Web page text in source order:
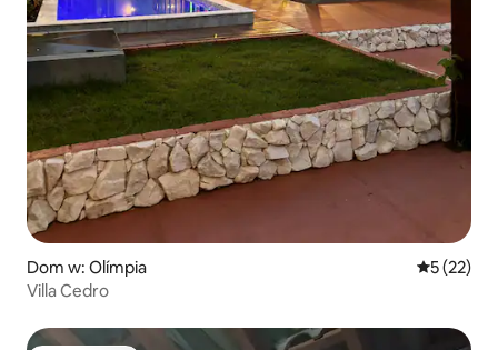
Dom w: Olímpia Średnia
5 (22)
Villa Cedro